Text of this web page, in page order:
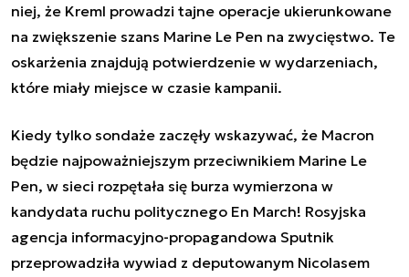
niej, że Kreml prowadzi tajne operacje ukierunkowane
na zwiększenie szans Marine Le Pen na zwycięstwo. Te
oskarżenia znajdują potwierdzenie w wydarzeniach,
które miały miejsce w czasie kampanii.
Kiedy tylko sondaże zaczęły wskazywać, że Macron
będzie najpoważniejszym przeciwnikiem Marine Le
Pen, w sieci rozpętała się burza wymierzona w
kandydata ruchu politycznego En March! Rosyjska
agencja informacyjno-propagandowa Sputnik
przeprowadziła wywiad z deputowanym Nicolasem